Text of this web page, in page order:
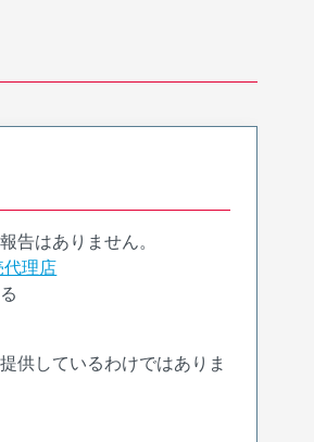
告はありません。
理店
供しているわけではありま